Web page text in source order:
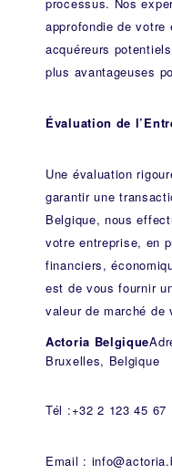
approfondie de
acquéreurs
plus avantageuses
Évaluation de
Une évaluation
garantir une
Belgique, nous
votre entreprise, en
financiers,
est de vous fournir
valeur de marché de
Actoria Belgique
Bruxelles, Belgique
Tél :+32 2 123 45 67
Email :